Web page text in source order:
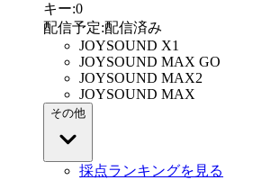
キー:0
配信予定:配信済み
JOYSOUND X1
JOYSOUND MAX GO
JOYSOUND MAX2
JOYSOUND MAX
その他
採点ランキングを見る